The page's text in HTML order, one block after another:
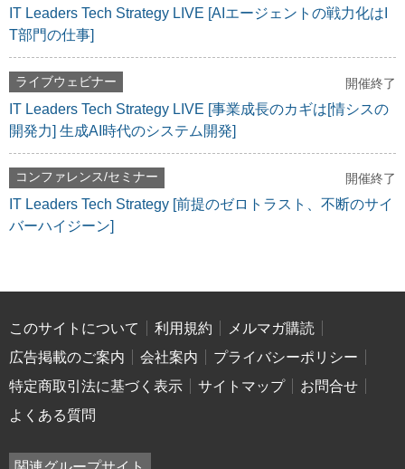
IT Leaders Tech Strategy LIVE [AIエージェントの戦力化はI
T部門の仕事]
ライブウェビナー 開催終了
IT Leaders Tech Strategy LIVE [事業成長のカギは[情シスの
開発力] 生成AI時代のシステム開発]
コンファレンス/セミナー 開催終了
IT Leaders Tech Strategy [前提のゼロトラスト、不断のサイ
バーハイジーン]
このサイトについて 利用規約
メルマガ購読
広告掲載のご案内
会社案内
プライバシーポリシー
特定商取引法に基づく表示
サイトマップ
お問合せ
よくある質問